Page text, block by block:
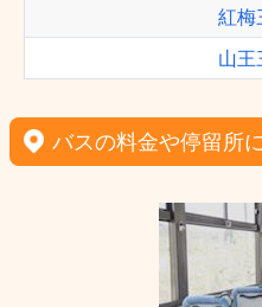
紅梅
山王
バスの料金や停留所